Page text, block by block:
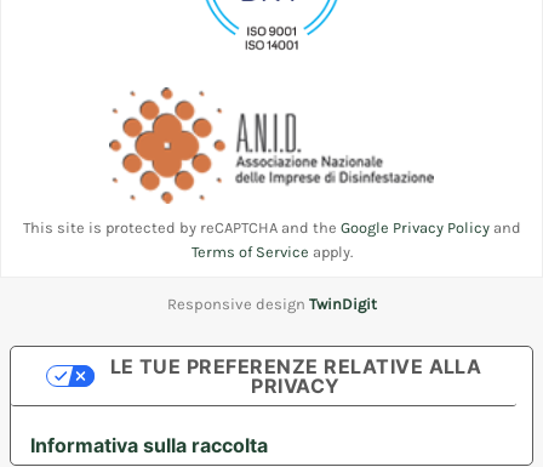
This site is protected by reCAPTCHA and the Google Privacy Policyand
Terms of Service apply.
Responsive design TwinDigit
Informativa sulla raccolta
LE TUE PREFERENZE RELATIVE ALLA
PRIVACY